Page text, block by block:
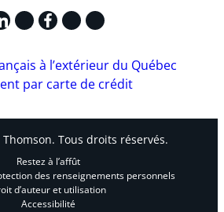
X Facebook
Instagram
YouTube
à l’extérieur du Québec
par carte de crédit
Tous droits réservés.
Restez à l’affût
des renseignements personnels
d’auteur et utilisation
Accessibilité